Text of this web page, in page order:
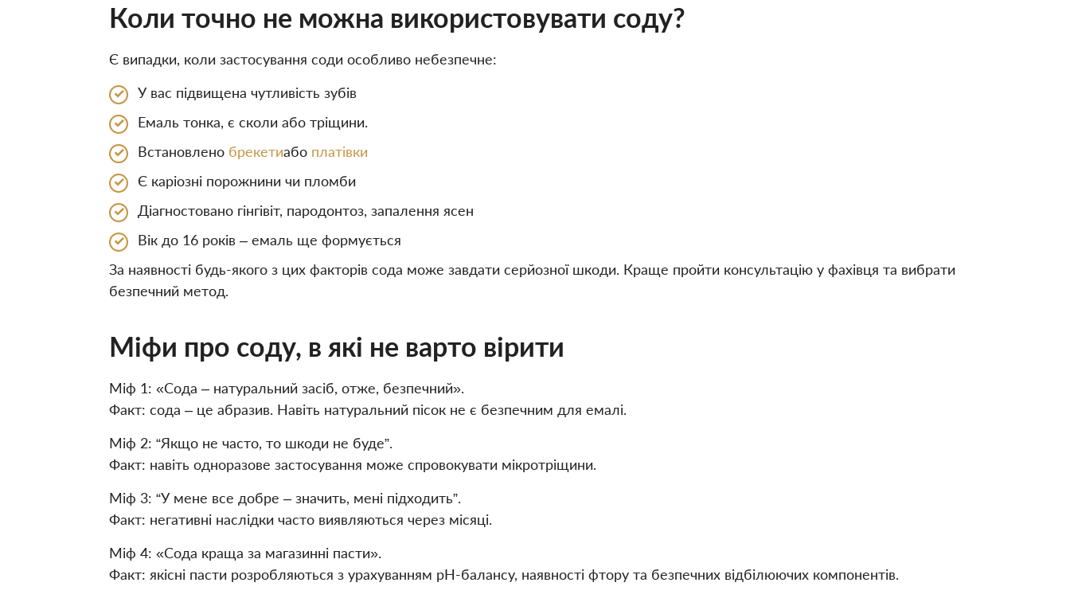
Коли точно не можна використовувати соду?
Є випадки, коли застосування соди особливо небезпечне:
У вас підвищена чутливість зубів
Емаль тонка, є сколи або тріщини.
Встановлено брекетиабо платівки
Є каріозні порожнини чи пломби
Діагностовано гінгівіт, пародонтоз, запалення ясен
Вік до 16 років – емаль ще формується
За наявності будь-якого з цих факторів сода може завдати серйозної шкоди. Краще пройти консультацію у фахівця та вибрати
безпечний метод.
Міфи про соду, в які не варто вірити
Міф 1: «Сода – натуральний засіб, отже, безпечний».
Факт: сода – це абразив. Навіть натуральний пісок не є безпечним для емалі.
Міф 2: “Якщо не часто, то шкоди не буде”.
Факт: навіть одноразове застосування може спровокувати мікротріщини.
Міф 3: “У мене все добре – значить, мені підходить”.
Факт: негативні наслідки часто виявляються через місяці.
Міф 4: «Сода краща за магазинні пасти».
Факт: якісні пасти розробляються з урахуванням pH-балансу, наявності фтору та безпечних відбілюючих компонентів.